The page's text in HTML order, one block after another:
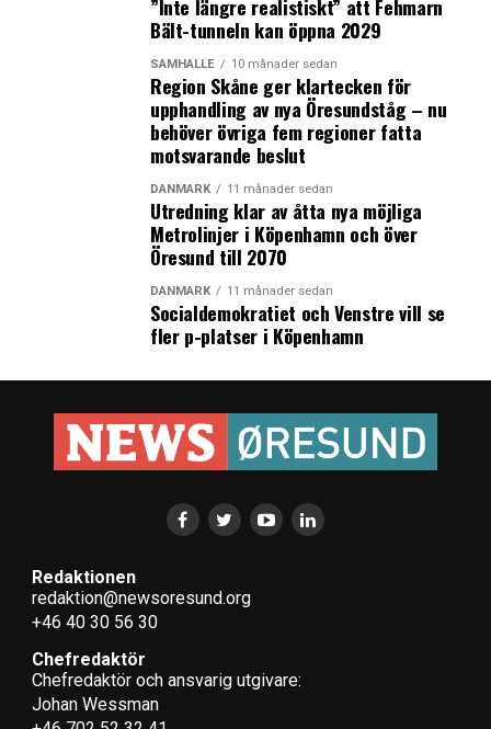
”Inte längre realistiskt” att Fehmarn
Bält-tunneln kan öppna 2029
SAMHÄLLE 10 månader sedan
Region Skåne ger klartecken för
upphandling av nya Öresundståg – nu
behöver övriga fem regioner fatta
motsvarande beslut
DANMARK 11 månader sedan
Utredning klar av åtta nya möjliga
Metrolinjer i Köpenhamn och över
Öresund till 2070
DANMARK 11 månader sedan
Socialdemokratiet och Venstre vill se
fler p-platser i Köpenhamn
Redaktionen
redaktion@newsoresund.org
+46 40 30 56 30
Chefredaktör
Chefredaktör och ansvarig utgivare:
Johan Wessman